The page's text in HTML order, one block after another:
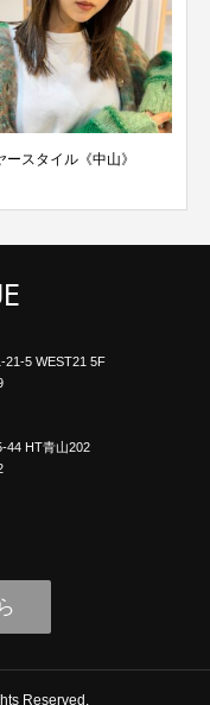
ースタイル《中山》
5 WEST21 5F
44 HT青山202
Reserved.